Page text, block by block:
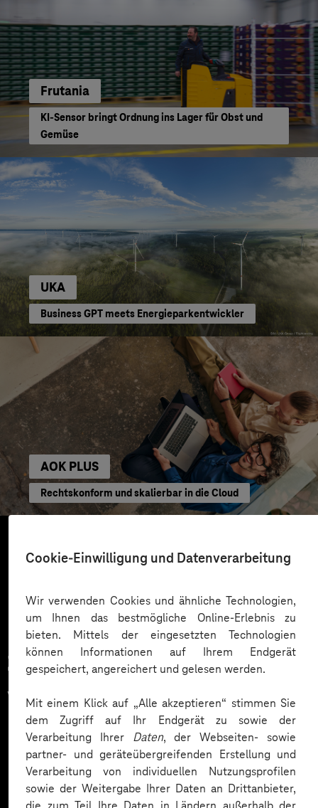
Cookie-Einwilligung und Datenverarbeitung
Wir verwenden Cookies und ähnliche Technologien,
um Ihnen das bestmögliche Online-Erlebnis zu
bieten. Mittels der eingesetzten Technologien
können Informationen auf Ihrem Endgerät
gespeichert, angereichert und gelesen werden.
Mit einem Klick auf „Alle akzeptieren“ stimmen Sie
dem Zugriff auf Ihr Endgerät zu sowie der
Verarbeitung Ihrer Daten, der Webseiten- sowie
partner- und geräteübergreifenden Erstellung und
Verarbeitung von individuellen Nutzungsprofilen
sowie der Weitergabe Ihrer Daten an Drittanbieter,
Frutania
KI-Sensor bringt Ordnung ins Lager für Obst und
Gemüse
UKA
Business GPT meets Energieparkentwickler
AOK PLUS
Rechtskonform und skalierbar in die Cloud
Mehr laden
Zahlreiche Unternehmen
vertrauen auf unsere
Expertise. Hier eine Auswahl: